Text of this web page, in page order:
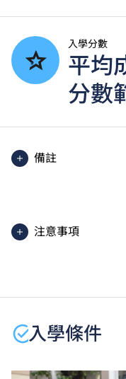
入學分數
平均
分數
備註
除部分通識核心及
2025入學分數即
香港中學文憑考試
績，於申請入學時
香港中學文憑考
注意事項
分校／上課地點。
入學條件